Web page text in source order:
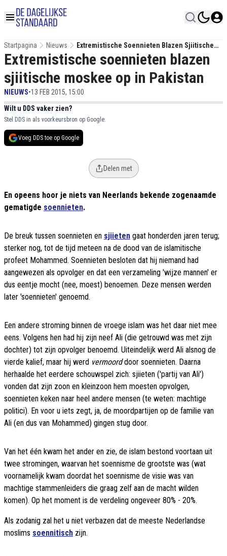
Startpagina Nieuws
Extremistische Soennieten Blazen Sjiitische
Moskee Op In Pakistan
Extremistische soennieten blazen
sjiitische moskee op in Pakistan
NIEUWS•13 FEB 2015, 15:00
Wilt u DDS vaker zien?
Stel DDS in als voorkeursbron op Google.
Voeg DDS toe op Google
Delen met
En opeens hoor je niets van Neerlands bekende zogenaamde
gematigde soennieten.
De breuk tussen soennieten en sjiieten gaat honderden jaren terug;
sterker nog, tot de tijd meteen na de dood van de islamitische
profeet Mohammed. Soennieten besloten dat hij niemand had
aangewezen als opvolger en dat een verzameling 'wijze mannen' er
dus eentje mocht (nee, moest) benoemen. Deze mensen werden
later 'soennieten' genoemd.
Een andere stroming binnen de vroege islam was het daar niet mee
eens. Volgens hen had hij zijn neef Ali (die getrouwd was met zijn
dochter) tot zijn opvolger benoemd. Uiteindelijk werd Ali alsnog de
vierde kalief, maar hij werd vermoorddoor soennieten. Daarna
herhaalde het eerdere schouwspel zich: sjiieten ('partij van Ali')
vonden dat zijn zoon en kleinzoon hem moesten opvolgen,
soennieten keken naar heel andere mensen (te weten: machtige
politici). En voor u iets zegt, ja, de moordpartijen op de familie van
Ali (en dus van Mohammed) gingen stug door.
Van het één kwam het ander en zie, de islam bestond voortaan uit
twee stromingen, waarvan het soennisme de grootste was (wat
voornamelijk kwam doordat het soennisme de visie was van
machtige stammenleiders die graag zelf aan de macht wilden
komen). Op het moment is de verdeling ongeveer 80% - 20%.
Als zodanig zal het u niet verbazen dat de meeste Nederlandse
moslims soennitisch zijn.